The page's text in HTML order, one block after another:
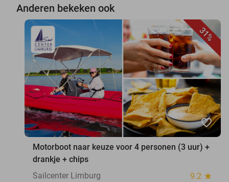
Anderen bekeken ook
31%
favorite_border
Motorboot naar keuze voor 4 personen (3 uur) +
drankje + chips
Sailcenter Limburg
9.2 star